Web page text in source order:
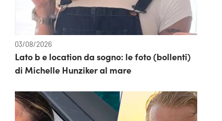
03/08/2026
Lato b e location da sogno: le foto (bollenti)
di Michelle Hunziker al mare